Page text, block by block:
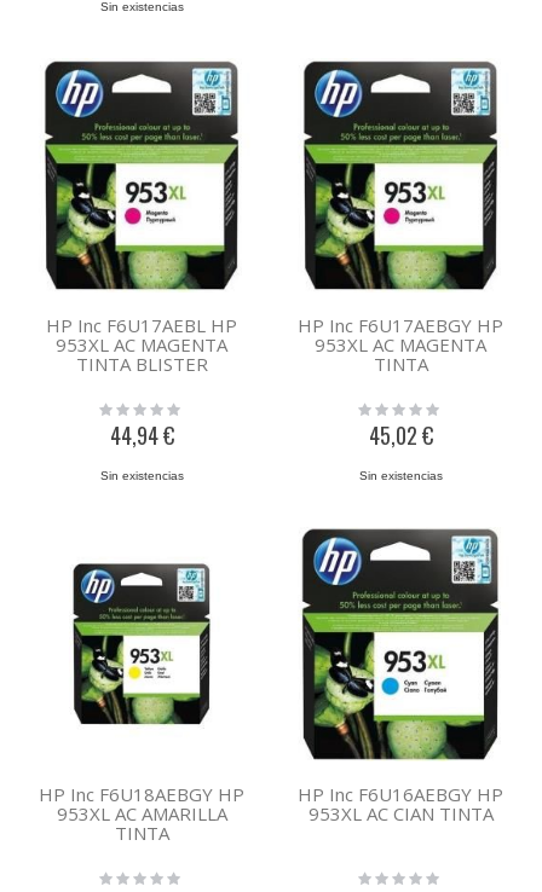
Sin existencias
HP Inc F6U17AEBL HP
953XL AC MAGENTA
TINTA BLISTER
Rating:
44,94 €
Sin existencias
HP Inc F6U17AEBGY HP
953XL AC MAGENTA
TINTA
Rating:
45,02 €
Sin existencias
HP Inc F6U18AEBGY HP
953XL AC AMARILLA
TINTA
Rating:
HP Inc F6U16AEBGY HP
953XL AC CIAN TINTA
Rating: